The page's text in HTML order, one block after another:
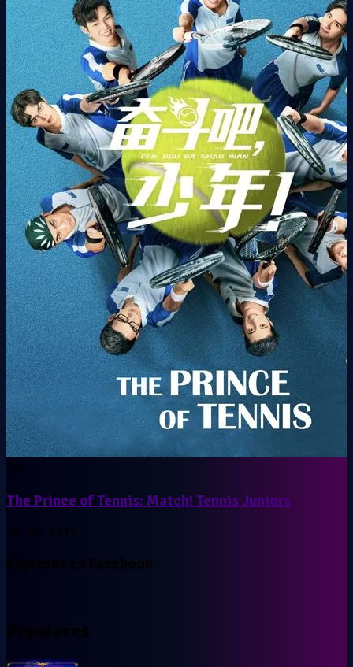
The Prince of Tennis: Match! Tennis Juniors
Jul. 22, 2019
Síguenos en Facebook
Populares